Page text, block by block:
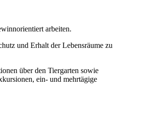
arbeiten.
und Erhalt der Lebensräume zu
über den Tiergarten sowie
ein- und mehrtägige